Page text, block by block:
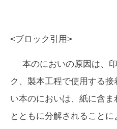
<ブロック引用>
本のにおいの原因は、
ク、製本工程で使用する
い本のにおいは、紙に含
とともに分解されること